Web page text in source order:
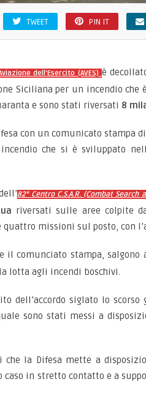
TWEET PIN IT
dell’Esercito (AVES) è
Siciliana per un incendio che
e sono stati riversati 8
con un comunicato
che si è sviluppato
82° Centro C.S.A.R. (Combat Search
riversati sulle aree colpite
missioni sul posto, con
il comunciato stampa, salgono
lotta agli incendi boschivi.
dell’accordo siglato lo
sono stati messi a
che la Difesa mette a
in stretto contatto e a